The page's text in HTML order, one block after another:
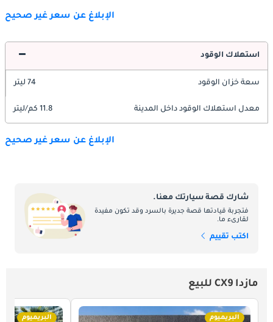
الإبلاغ عن سعر غير صحيح
استهلاك الوقود
سعة خزان الوقود 74 ليتر
معدل استهلاك الوقود داخل المدينة 11.8 كم/ليتر
الإبلاغ عن سعر غير صحيح
شارك قصة سيارتك معنا.
فتجربة قيادتها قصة جديرة بالسرد وقد تكون مفيدة
لقارىء ما.
اكتب تقييم
مازدا CX9 للبيع
البريميوم البريميوم